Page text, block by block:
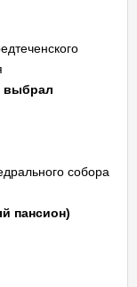
выбрал
собора
пансион)